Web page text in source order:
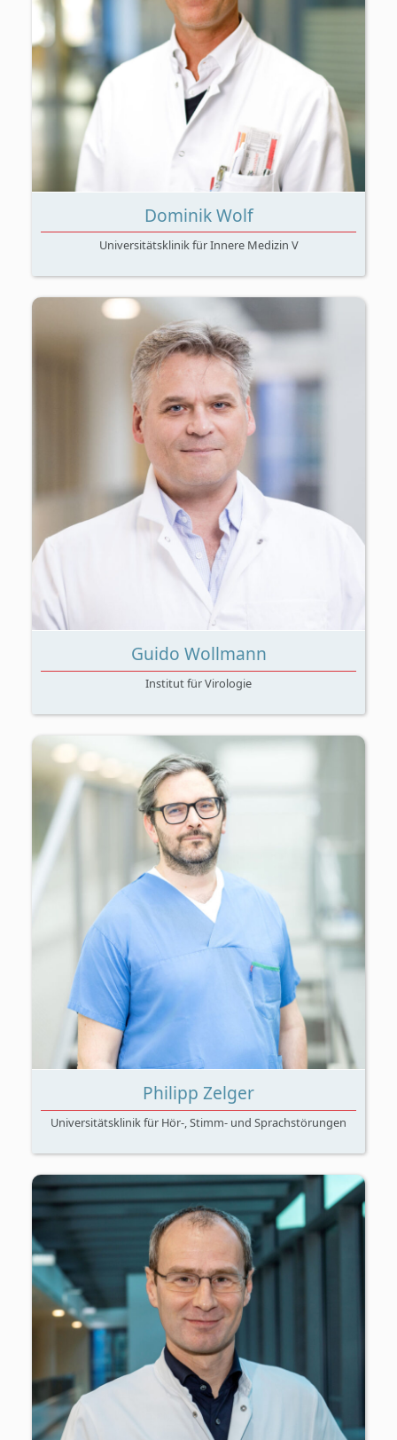
Digitale Pathologie, Gehirntumor,
Neuropathologie, und Pathologie
Darmkrebs, Entzündung, Hämatologie,
Immunonkologie, Immuntherapie,
Leukämie, Lunge, Lungenkrebs, und
Onkologie (allgemein)
Dominik Wolf
Universitätsklinik für Innere Medizin V
Immuntherapie, Impfen, Krebsimpfung,
Onkologie (allgemein), Viren, und Virologie
Guido Wollmann
Institut für Virologie
Cochlea Implantat, Hör-, Stimm- und
Sprachstörungen, Hören, und Künstliche
Intelligenz
Philipp Zelger
Universitätsklinik für Hör-, Stimm- und Sprachstörungen